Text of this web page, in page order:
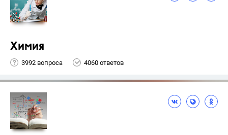
Химия
3992 вопроса 4060 ответов